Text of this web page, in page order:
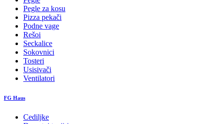
Pegle za kosu
Pizza pekači
Podne vage
Rešoi
Seckalice
Sokovnici
Tosteri
Usisivači
Ventilatori
FG Haus
Cediljke